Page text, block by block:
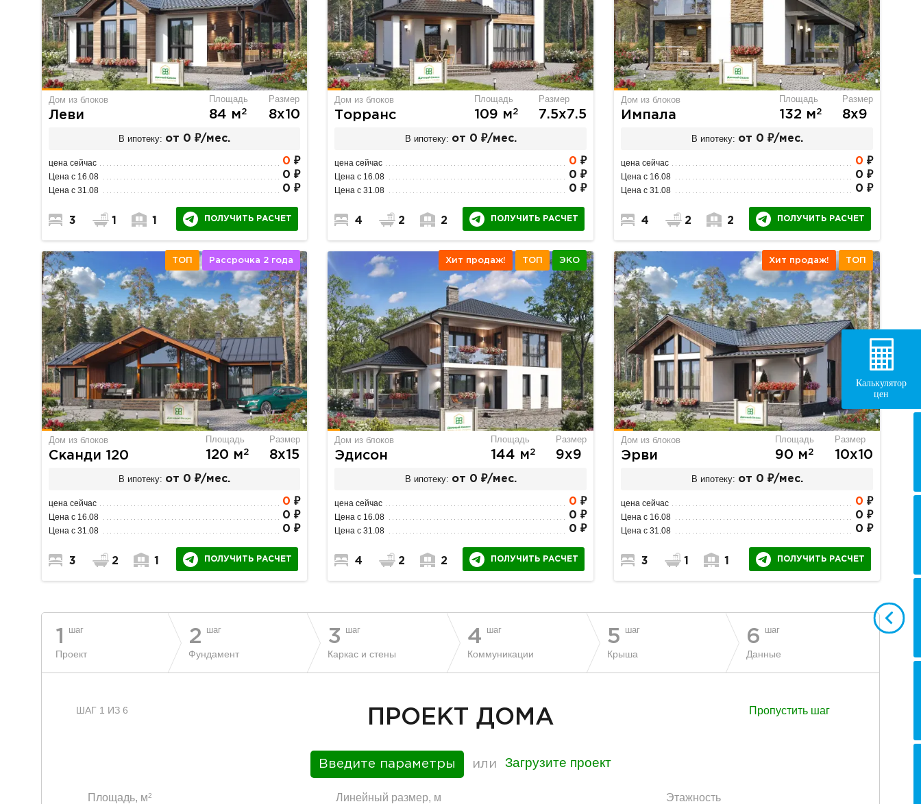
Дом из блоков
Леви
Площадь
84 м2
Размер
8х10
В ипотеку: от 0 ₽/мес.
цена сейчас 0 ₽
Цена с 16.08 0 ₽
Цена с 31.08 0 ₽
3 1 1 ПОЛУЧИТЬ РАСЧЕТ
Дом из блоков
Торранс
Площадь
109 м2
Размер
7.5х7.5
В ипотеку: от 0 ₽/мес.
цена сейчас 0 ₽
Цена с 16.08 0 ₽
Цена с 31.08 0 ₽
4 2 2 ПОЛУЧИТЬ РАСЧЕТ
Дом из блоков
Импала
Площадь
132 м2
Размер
8х9
В ипотеку: от 0 ₽/мес.
цена сейчас 0 ₽
Цена с 16.08 0 ₽
Цена с 31.08 0 ₽
4 2 2 ПОЛУЧИТЬ РАСЧЕТ
ТОП Рассрочка 2 года
Дом из блоков
Сканди 120
Площадь
120 м2
Размер
8х15
В ипотеку: от 0 ₽/мес.
цена сейчас 0 ₽
Цена с 16.08 0 ₽
Цена с 31.08 0 ₽
3 2 1 ПОЛУЧИТЬ РАСЧЕТ
Хит продаж! ТОП ЭКО
Дом из блоков
Эдисон
Площадь
144 м2
Размер
9х9
В ипотеку: от 0 ₽/мес.
цена сейчас 0 ₽
Цена с 16.08 0 ₽
Цена с 31.08 0 ₽
4 2 2 ПОЛУЧИТЬ РАСЧЕТ
Хит продаж! ТОП
Дом из блоков
Эрви
Площадь
90 м2
Размер
10х10
В ипотеку: от 0 ₽/мес.
цена сейчас 0 ₽
Цена с 16.08 0 ₽
Цена с 31.08 0 ₽
3 1 1 ПОЛУЧИТЬ РАСЧЕТ
1 шаг
Проект
2 шаг
Фундамент
3 шаг
Каркас и стены
4 шаг
Коммуникации
5 шаг
Крыша
6 шаг
Данные
ШАГ 1 ИЗ 6 ПРОЕКТ ДОМА Пропустить шаг
Введите параметры или Загрузите проект
Площадь, м2 Линейный размер, м Этажность
Калькулятор
цен